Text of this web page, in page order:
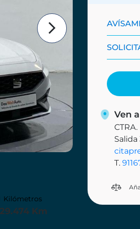
Ven
Salida
T.
Kilómetros
29.474 Km